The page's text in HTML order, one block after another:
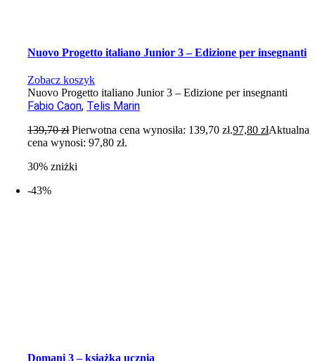
Nuovo Progetto italiano Junior 3 – Edizione per insegnanti
Zobacz koszyk
Nuovo Progetto italiano Junior 3 – Edizione per insegnanti
Fabio Caon, Telis Marin
139,70zł Pierwotna cena wynosiła: 139,70 zł.97,80złAktualna
cena wynosi: 97,80 zł.
30% zniżki
-43%
Domani 3 – książka ucznia